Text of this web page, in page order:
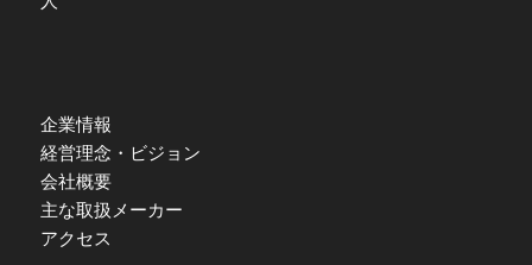
企業情報
経営理念・ビジョン
会社概要
主な取扱メーカー
アクセス